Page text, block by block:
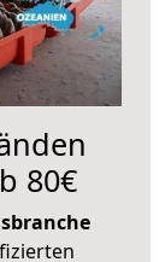
80€